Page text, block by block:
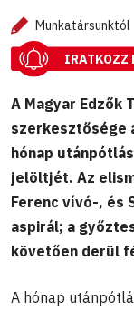
Munkatársunktól
IRATKOZZ
A Magyar Edzők
szerkesztősége
hónap
jelöltjét. Az
Ferenc vívó-, és
aspirál; a
követően derül
A hónap